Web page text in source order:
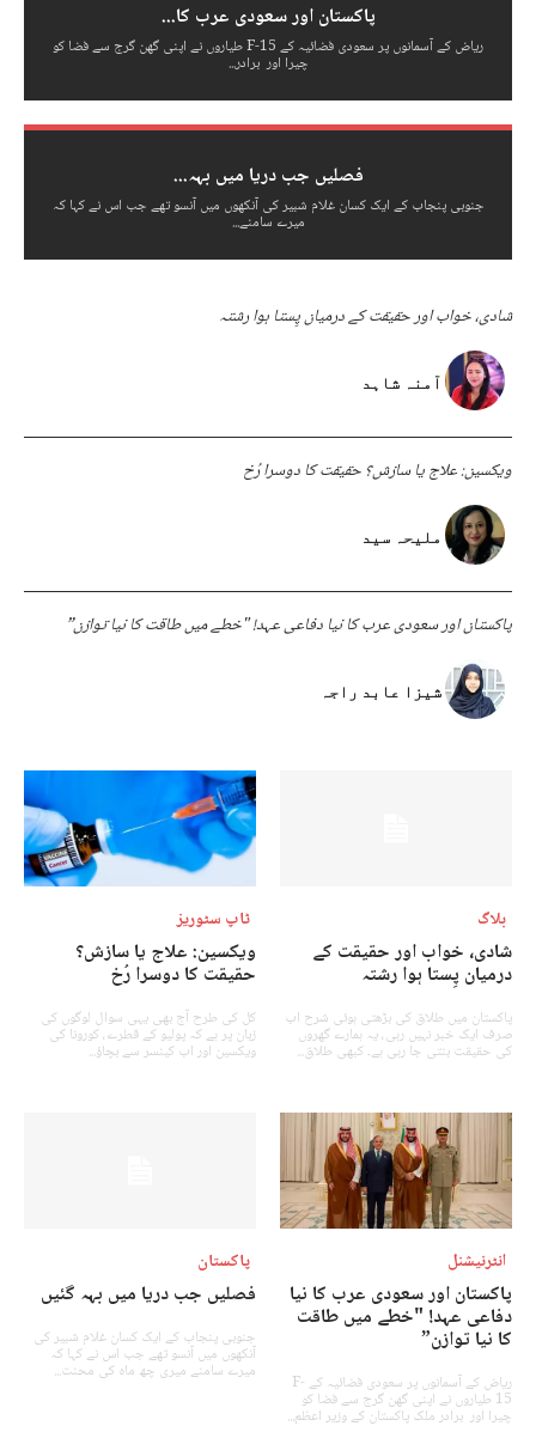
پاکستان اور سعودی عرب کا...
ریاض کے آسمانوں پر سعودی فضائیہ کے F-15 طیاروں نے اپنی گھن گرج سے فضا کو
چیرا اور برادر...
فصلیں جب دریا میں بہہ...
جنوبی پنجاب کے ایک کسان غلام شبیر کی آنکھوں میں آنسو تھے جب اس نے کہا کہ
میرے سامنے...
شادی، خواب اور حقیقت کے درمیان پِستا ہوا رشتہ
آمنہ شاہد
ویکسین: علاج یا سازش؟ حقیقت کا دوسرا رُخ
ملیحہ سید
پاکستان اور سعودی عرب کا نیا دفاعی عہد! "خطے میں طاقت کا نیا توازن”
شیزا عابد راجہ
بلاگ
شادی، خواب اور حقیقت کے
درمیان پِستا ہوا رشتہ
پاکستان میں طلاق کی بڑھتی ہوئی شرح اب
صرف ایک خبر نہیں رہی، یہ ہمارے گھروں
کی حقیقت بنتی جا رہی ہے۔ کبھی طلاق...
ٹاپ سٹوریز
ویکسین: علاج یا سازش؟
حقیقت کا دوسرا رُخ
کل کی طرح آج بھی یہی سوال لوگوں کی
زبان پر ہے کہ پولیو کے قطرے، کورونا کی
ویکسین اور اب کینسر سے بچاؤ...
انٹرنیشنل
پاکستان اور سعودی عرب کا نیا
دفاعی عہد! "خطے میں طاقت
کا نیا توازن”
ریاض کے آسمانوں پر سعودی فضائیہ کے F-
15 طیاروں نے اپنی گھن گرج سے فضا کو
چیرا اور برادر ملک پاکستان کے وزیر اعظم...
پاکستان
فصلیں جب دریا میں بہہ گئیں
جنوبی پنجاب کے ایک کسان غلام شبیر کی
آنکھوں میں آنسو تھے جب اس نے کہا کہ
میرے سامنے میری چھ ماہ کی محنت...